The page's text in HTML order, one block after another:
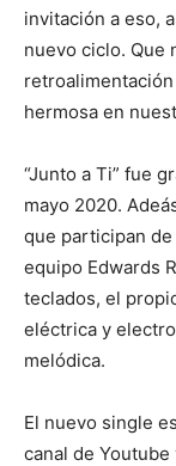
invitación a eso,
nuevo ciclo. Que
hermosa en
“Junto a Ti” fue
mayo 2020.
que participan
equipo Edwards
teclados, el
eléctrica y
melódica.
El nuevo single
canal de